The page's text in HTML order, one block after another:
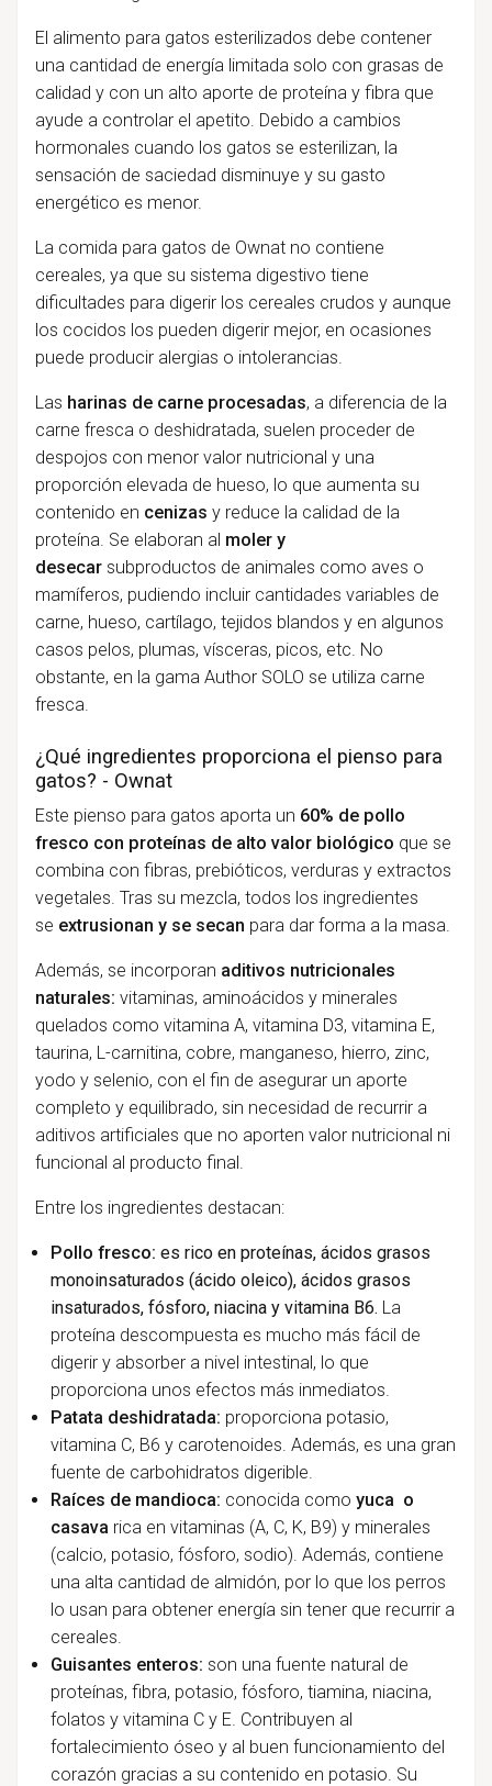
El alimento para gatos esterilizados debe contener
una cantidad de energía limitada solo con grasas de
calidad y con un alto aporte de proteína y fibra que
ayude a controlar el apetito. Debido a cambios
hormonales cuando los gatos se esterilizan, la
sensación de saciedad disminuye y su gasto
energético es menor.
La comida para gatos de Ownat no contiene
cereales, ya que su sistema digestivo tiene
dificultades para digerir los cereales crudos y aunque
los cocidos los pueden digerir mejor, en ocasiones
puede producir alergias o intolerancias.
Las harinas de carne procesadas, a diferencia de la
carne fresca o deshidratada, suelen proceder de
despojos con menor valor nutricional y una
proporción elevada de hueso, lo que aumenta su
contenido en cenizas y reduce la calidad de la
proteína. Se elaboran al moler y
desecarsubproductos de animales como aves o
mamíferos, pudiendo incluir cantidades variables de
carne, hueso, cartílago, tejidos blandos y en algunos
casos pelos, plumas, vísceras, picos, etc. No
obstante, en la gama Author SOLO se utiliza carne
fresca.
¿Qué ingredientes proporciona el pienso para
gatos? - Ownat
Este pienso para gatos aporta un 60% de pollo
fresco con proteínas de alto valor biológico que se
combina con fibras, prebióticos, verduras y extractos
vegetales. Tras su mezcla, todos los ingredientes
se extrusionan y se secan para dar forma a la masa.
Además, se incorporan aditivos nutricionales
naturales: vitaminas, aminoácidos y minerales
quelados como vitamina A, vitamina D3, vitamina E,
taurina, L-carnitina, cobre, manganeso, hierro, zinc,
yodo y selenio, con el fin de asegurar un aporte
completo y equilibrado, sin necesidad de recurrir a
aditivos artificiales que no aporten valor nutricional ni
funcional al producto final.
Entre los ingredientes destacan:
Pollo fresco: es rico en proteínas, ácidos grasos
monoinsaturados (ácido oleico), ácidos grasos
insaturados, fósforo, niacina y vitamina B6. La
proteína descompuesta es mucho más fácil de
digerir y absorber a nivel intestinal, lo que
proporciona unos efectos más inmediatos.
Patata deshidratada: proporciona potasio,
vitamina C, B6 y carotenoides. Además, es una gran
fuente de carbohidratos digerible.
Raíces de mandioca: conocida como yuca o
casava rica en vitaminas (A, C, K, B9) y minerales
(calcio, potasio, fósforo, sodio). Además, contiene
una alta cantidad de almidón, por lo que los perros
lo usan para obtener energía sin tener que recurrir a
cereales.
Guisantes enteros: son una fuente natural de
proteínas, fibra, potasio, fósforo, tiamina, niacina,
folatos y vitamina C y E. Contribuyen al
fortalecimiento óseo y al buen funcionamiento del
corazón gracias a su contenido en potasio. Su